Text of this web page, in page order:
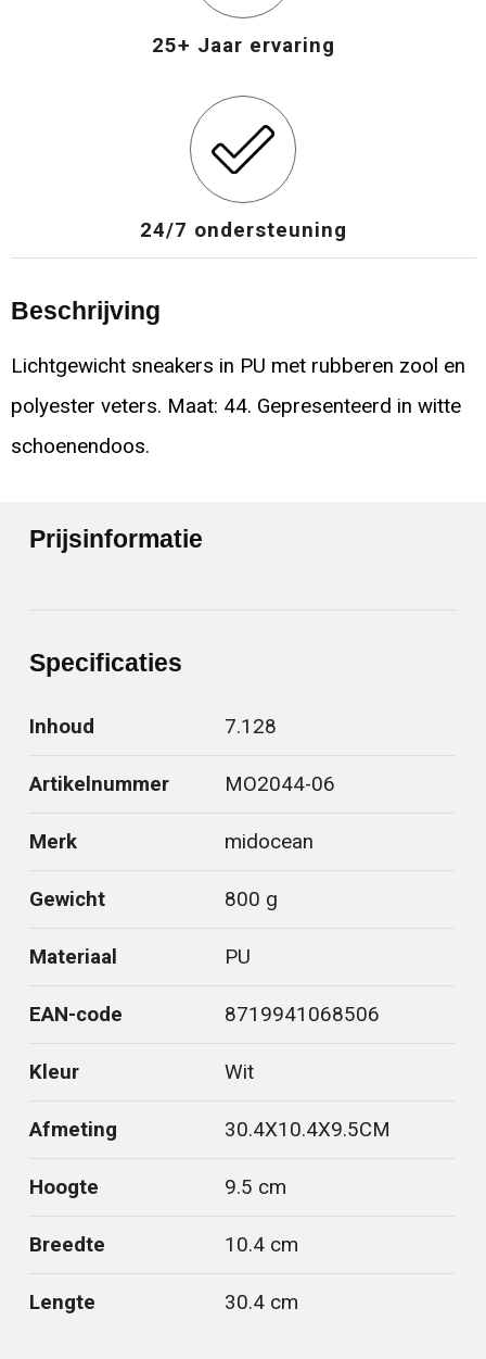
25+ Jaar ervaring
24/7 ondersteuning
Beschrijving
Lichtgewicht sneakers in PU met rubberen zool en
polyester veters. Maat: 44. Gepresenteerd in witte
schoenendoos.
Prijsinformatie
Specificaties
Inhoud 7.128
Artikelnummer MO2044-06
Merk midocean
Gewicht 800 g
Materiaal PU
EAN-code 8719941068506
Kleur Wit
Afmeting 30.4X10.4X9.5CM
Hoogte 9.5 cm
Breedte 10.4 cm
Lengte 30.4 cm